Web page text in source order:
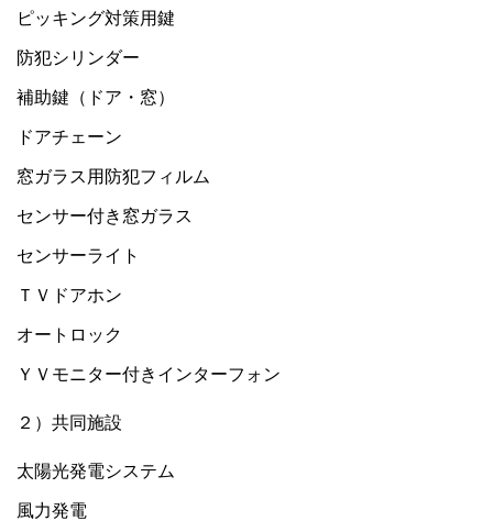
ピッキング対策用鍵
防犯シリンダー
補助鍵（ドア・窓）
ドアチェーン
窓ガラス用防犯フィルム
センサー付き窓ガラス
センサーライト
ＴＶドアホン
オートロック
ＹＶモニター付きインターフォン
２）共同施設
太陽光発電システム
風力発電